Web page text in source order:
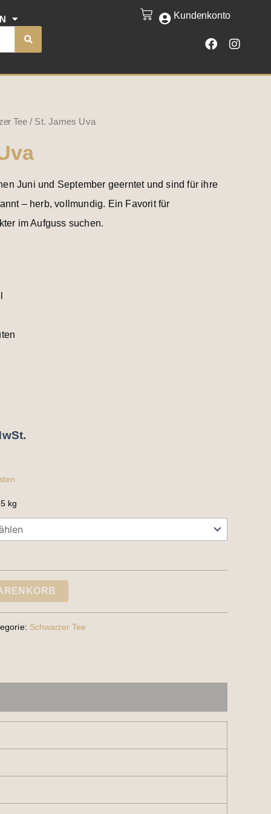
CART Kundenkonto
F
a
e
I
n
t
Tee/ St. James Uva
Juni und September geerntet und sind für ihre
– herb, vollmundig. Ein Favorit für
im Aufguss suchen.
kg
Schwarzer Tee